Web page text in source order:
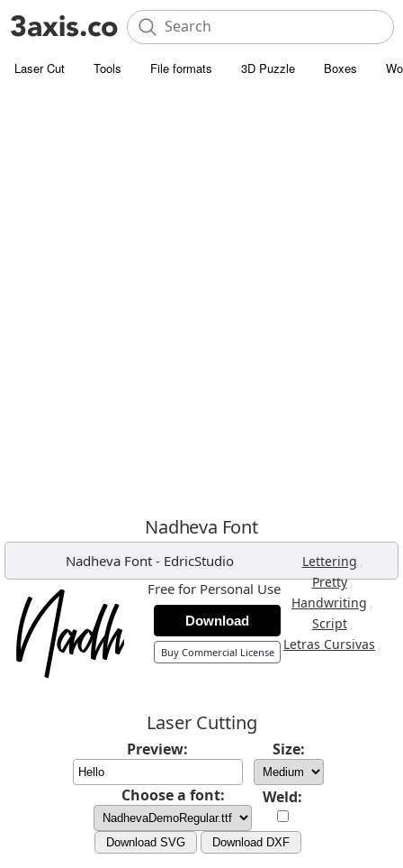
Laser Cut Tools File formats 3D Puzzle Boxes
Nadheva Font
Nadheva Font - EdricStudio Lettering ,
Pretty,
Handwriting ,
Script ,
Letras Cursivas ,
Free for Personal Use
Download
Buy Commercial License
Laser Cutting
Preview: Size:
Choose a font: Weld:
Download SVG Download DXF